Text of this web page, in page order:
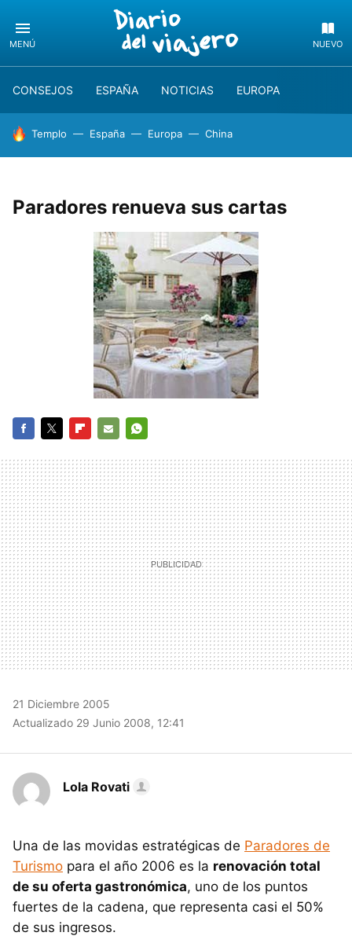
MENÚ NUEVO
CONSEJOS ESPAÑA NOTICIAS EUROPA
HOY SE HABLA DE
Templo España Europa China
Paradores renueva sus cartas
MAIL
21 Diciembre 2005
Actualizado 29 Junio 2008, 12:41
Lola Rovati
Una de las movidas estratégicas de Paradores de
Turismo para el año 2006 es la renovación total
de su oferta gastronómica, uno de los puntos
fuertes de la cadena, que representa casi el 50%
de sus ingresos.